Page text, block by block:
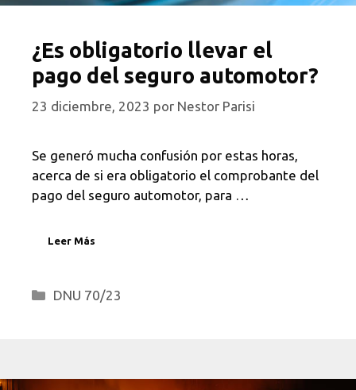
¿Es obligatorio llevar el
pago del seguro automotor?
23 diciembre, 2023 por Nestor Parisi
Se generó mucha confusión por estas horas,
acerca de si era obligatorio el comprobante del
pago del seguro automotor, para …
Leer Más
Categorías
DNU 70/23